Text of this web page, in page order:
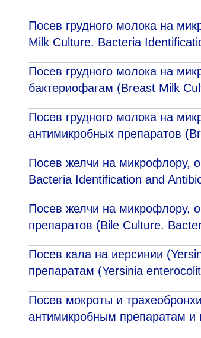
Посев грудного молока на
Milk Culture. Bacteria
Посев грудного молока на
бактериофагам (Breast Milk
Посев грудного молока на
антимикробных препаратов
Посев желчи на микрофлору,
Bacteria Identification and
Посев желчи на микрофлору,
препаратов (Bile Culture.
Посев кала на иерсинии
препаратам (Yersinia
Посев мокроты и
антимикробным препаратам и